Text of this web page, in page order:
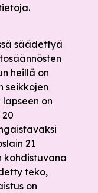
säädettyä
heillä on
seikkojen
on
21
kohdistuvana
teko,
on